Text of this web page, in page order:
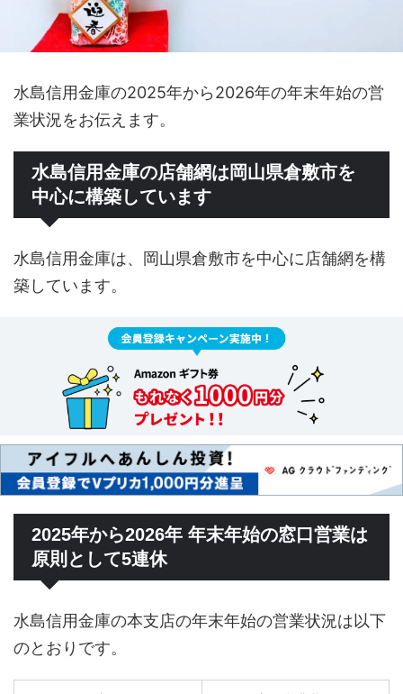
水島信用金庫の2025年から2026年の年末年始の営
業状況をお伝えます。
水島信用金庫の店舗網は岡山県倉敷市を
中心に構築しています
水島信用金庫は、岡山県倉敷市を中心に店舗網を構
築しています。
2025年から2026年 年末年始の窓口営業は
原則として5連休
水島信用金庫の本支店の年末年始の営業状況は以下
のとおりです。